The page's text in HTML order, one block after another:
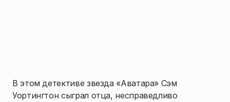
В этом детективе звезда «Аватара» Сэм
Уортингтон сыграл отца, несправедливо